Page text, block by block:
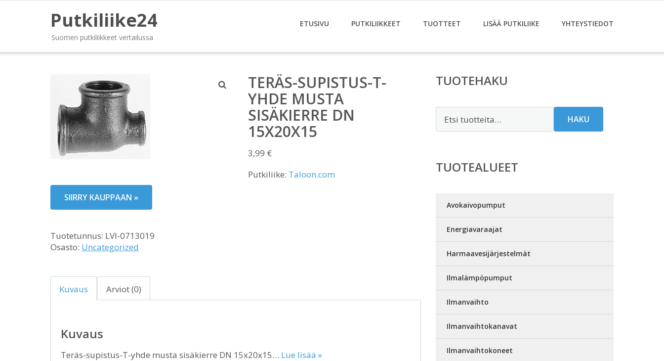
Putkiliike24
Suomen putkiliikkeet vertailussa
ETUSIVU PUTKILIIKKEET TUOTTEET LISÄÄ PUTKILIIKE YHTEYSTIEDOT
TERÄS-SUPISTUS-T-
YHDE MUSTA
SISÄKIERRE DN
15X20X15
3,99 €
Putkiliike: Taloon.com
SIIRRY KAUPPAAN »
Tuotetunnus: LVI-0713019
Osasto: Uncategorized
Kuvaus Arviot (0)
Kuvaus
Teräs-supistus-T-yhde musta sisäkierre DN 15x20x15… Lue lisää »
TUOTEHAKU
HAKU
TUOTEALUEET
Avokaivopumput
Energiavaraajat
Harmaavesijärjestelmät
Ilmalämpöpumput
Ilmanvaihto
Ilmanvaihtokanavat
Ilmanvaihtokoneet